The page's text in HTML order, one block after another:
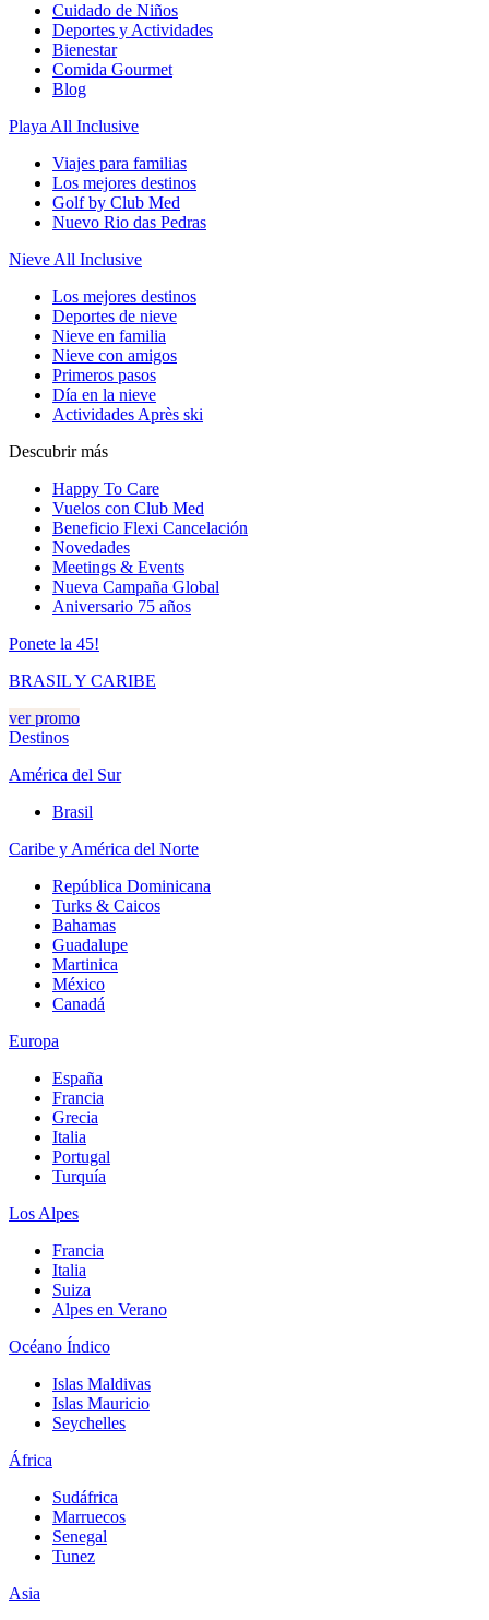
Cuidado de Niños
Deportes y Actividades
Bienestar
Comida Gourmet
Blog
Playa All Inclusive
Viajes para familias
Los mejores destinos
Golf by Club Med
Nuevo Rio das Pedras
Nieve All Inclusive
Los mejores destinos
Deportes de nieve
Nieve en familia
Nieve con amigos
Primeros pasos
Día en la nieve
Actividades Après ski
Descubrir más
Happy To Care
Vuelos con Club Med
Beneficio Flexi Cancelación
Novedades
Meetings & Events
Nueva Campaña Global
Aniversario 75 años
Ponete la 45!
BRASIL Y CARIBE
ver promo
Destinos
América del Sur
Brasil
Caribe y América del Norte
República Dominicana
Turks & Caicos
Bahamas
Guadalupe
Martinica
México
Canadá
Europa
España
Francia
Grecia
Italia
Portugal
Turquía
Los Alpes
Francia
Italia
Suiza
Alpes en Verano
Océano Índico
Islas Maldivas
Islas Mauricio
Seychelles
África
Sudáfrica
Marruecos
Senegal
Tunez
Asia